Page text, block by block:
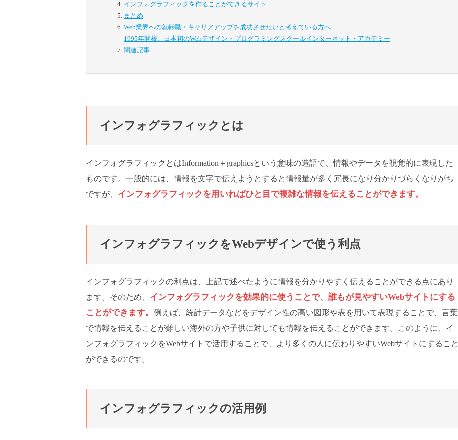
インフォグラフィックを作ることができるサイト
まとめ
Web業界への就転職・キャリアアップを成功させたいと考えている方へ
1995年開校、日本初のWebデザイン・プログラミングスクールインターネット・アカデミー
関連記事
インフォグラフィックとは
インフォグラフィックとはInformation＋graphicsという意味の造語で、情報やデータを視覚的に表現した
ものです。一般的には、情報を文字で伝えようとすると情報量が多く冗長になり分かりづらくなりがち
ですが、 インフォグラフィックを用いればひと目で複雑な情報を伝えることができます。
インフォグラフィックをWebデザインで使う利点
インフォグラフィックの利点は、上記で述べたように情報を分かりやすく伝えることができる点にあり
ます。そのため、 インフォグラフィックを効果的に使うことで、誰もが見やすいWebサイトにする
ことができます。 例えば、統計データなどをデザイン性の高い図形や表を用いて表現することで、言葉
で情報を伝えることが難しい海外の方や子供に対しても情報を伝えることができます。このように、イ
ンフォグラフィックをWebサイトで活用することで、より多くの人に伝わりやすいWebサイトにすること
ができるのです。
インフォグラフィックの活用例